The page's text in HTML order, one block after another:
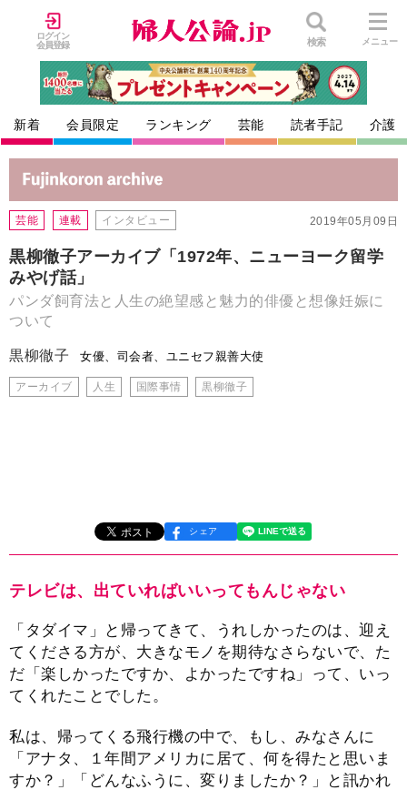
ログイン
会員登録
検索 メニュー
新着 会員限定 ランキング 芸能 読者手記 介護
2019年05月09日
芸能 連載 インタビュー
黒柳徹子アーカイブ「1972年、ニューヨーク留学
みやげ話」
パンダ飼育法と人生の絶望感と魅力的俳優と想像妊娠に
ついて
黒柳徹子 女優、司会者、ユニセフ親善大使
アーカイブ 人生 国際事情 黒柳徹子
シェア
テレビは、出ていればいいってもんじゃない
「タダイマ」と帰ってきて、うれしかったのは、迎え
てくださる方が、大きなモノを期待なさらないで、た
だ「楽しかったですか、よかったですね」って、いっ
てくれたことでした。
私は、帰ってくる飛行機の中で、もし、みなさんに
「アナタ、１年間アメリカに居て、何を得たと思いま
すか？」「どんなふうに、変りましたか？」と訊かれ